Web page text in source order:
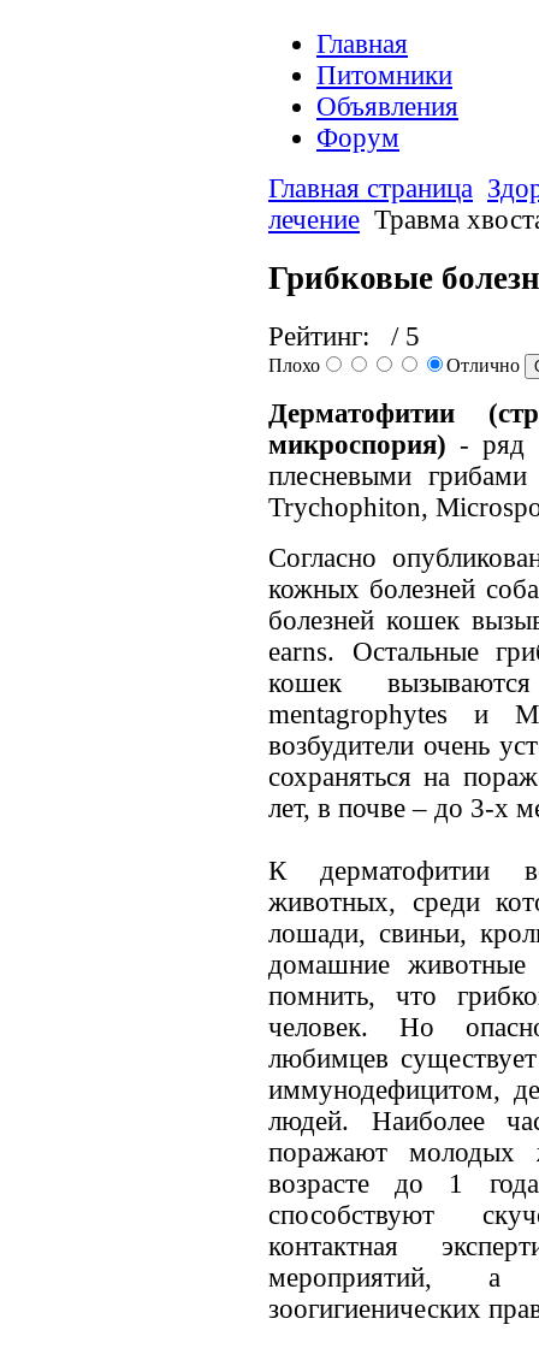
Главная
Питомники
Объявления
Форум
Главная страница
лечение Травма
Грибковые
Рейтинг: / 5
Плохо Отлично
Дерматофитии
микроспория) - ряд
плесневыми
Trychophiton,
Согласно
кожных болезней
болезней кошек
earns. Остальные
кошек
mentagrophytes и
возбудители очень
сохраняться на
лет, в почве – до 3-х
К дерматофитии
животных, среди
лошади, свиньи,
домашние
помнить, что
человек. Но
любимцев
иммунодефицитом,
людей. Наиболее
поражают
возрасте до 1
способствуют
контактная
мероприятий, а
зоогигиенических